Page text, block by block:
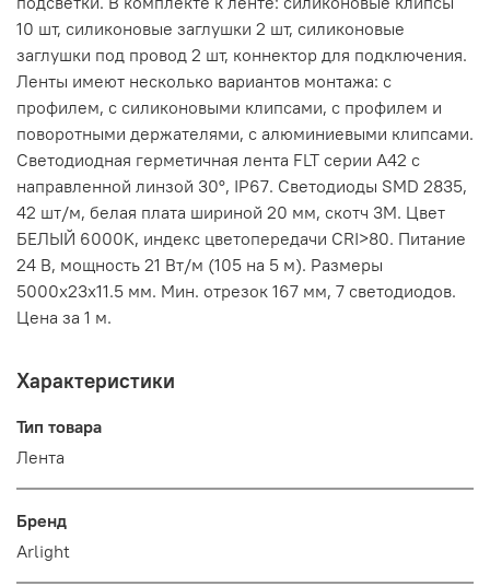
10 шт, силиконовые заглушки 2 шт, силиконовые
заглушки под провод 2 шт, коннектор для подключения.
Ленты имеют несколько вариантов монтажа: с
профилем, с силиконовыми клипсами, с профилем и
поворотными держателями, с алюминиевыми клипсами.
Светодиодная герметичная лента FLT серии A42 с
направленной линзой 30°, IP67. Светодиоды SMD 2835,
42 шт/м, белая плата шириной 20 мм, скотч 3M. Цвет
БЕЛЫЙ 6000K, индекс цветопередачи CRI>80. Питание
24 В, мощность 21 Вт/м (105 на 5 м). Размеры
5000x23x11.5 мм. Мин. отрезок 167 мм, 7 светодиодов.
Цена за 1 м.
Характеристики
Тип товара
Лента
Бренд
Arlight